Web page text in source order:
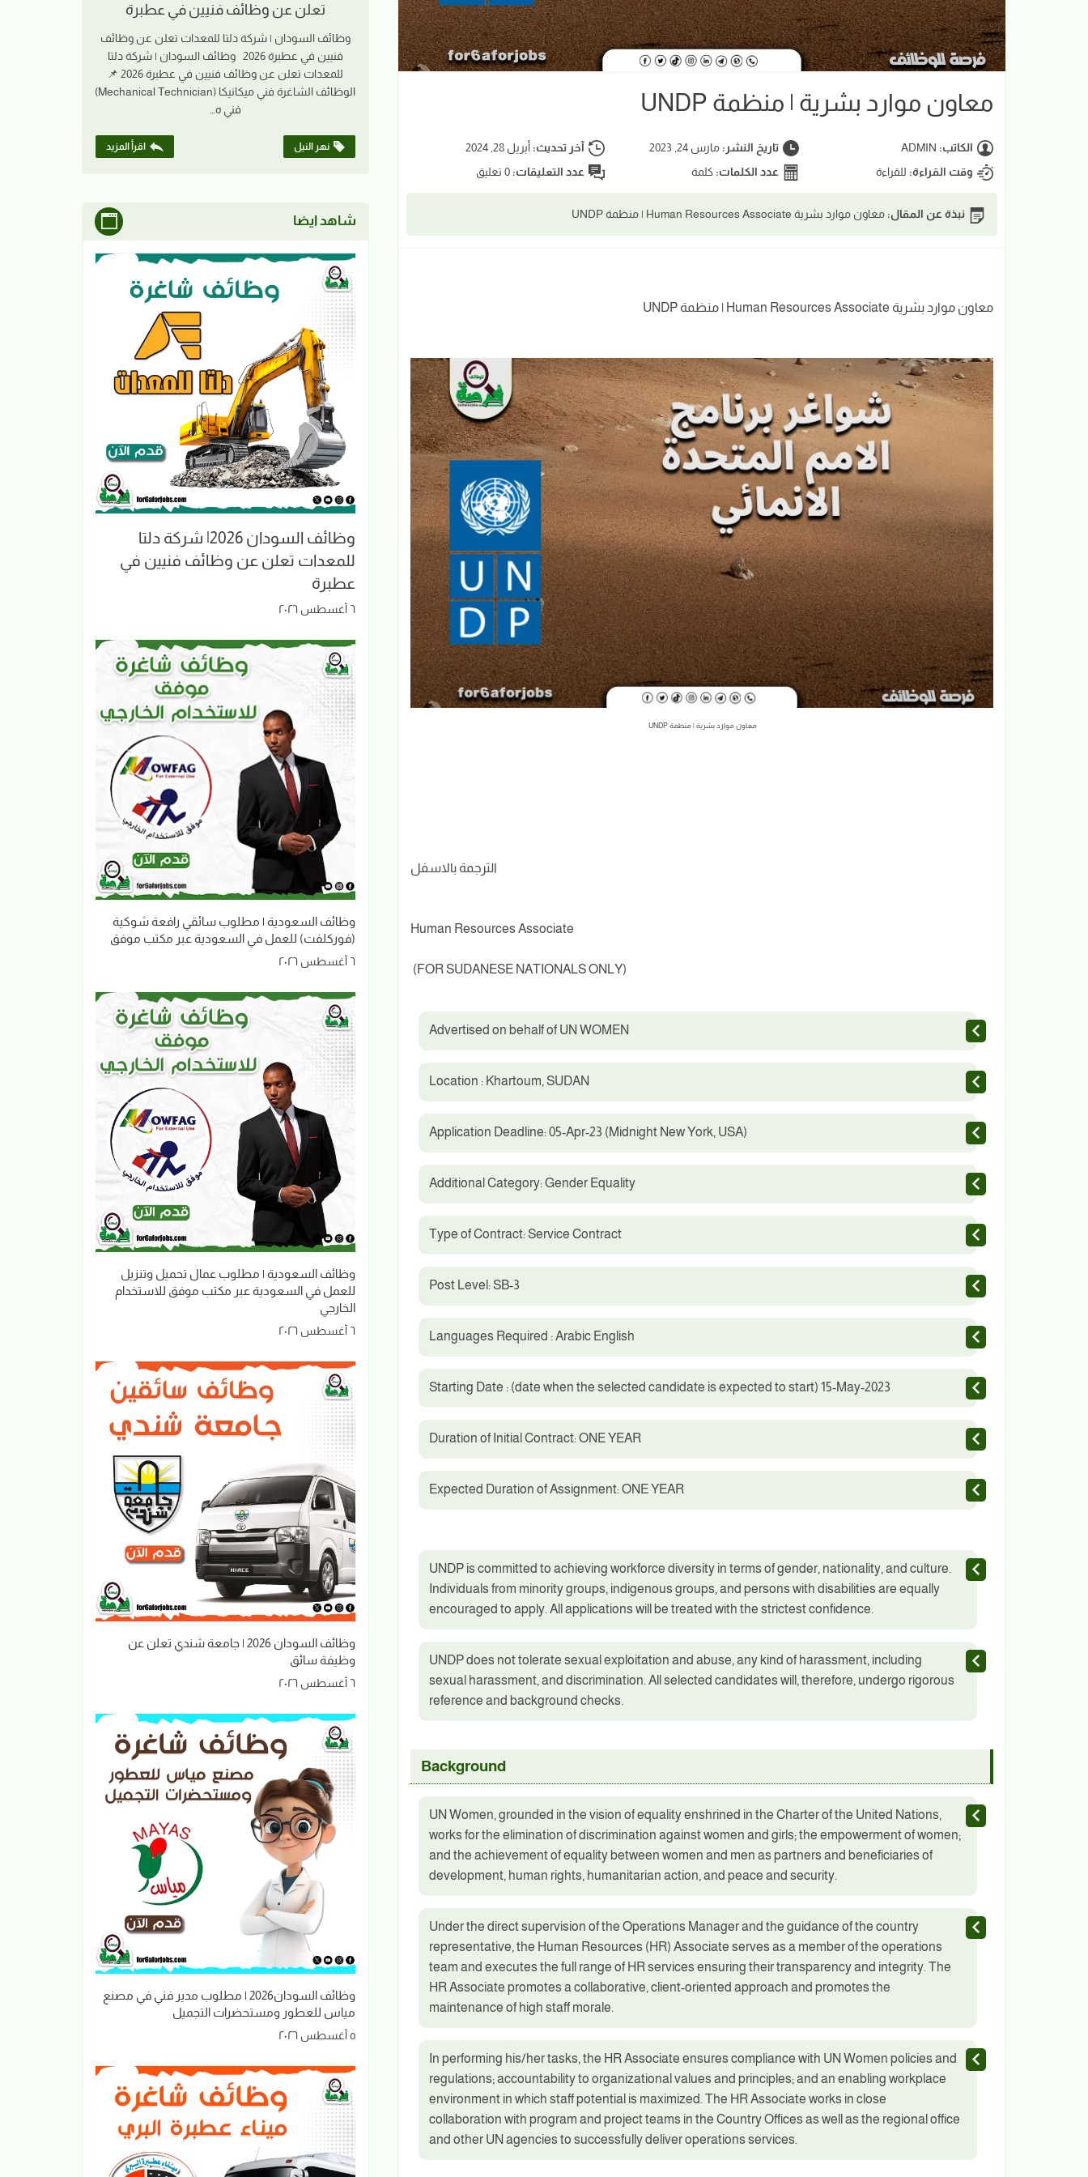
معاون موارد بشرية | منظمة UNDP
الكاتب: ADMIN تاريخ النشر: مارس 24, 2023 آخر تحديث:أبريل 28, 2024
وقت القراءة: للقراءة عدد الكلمات: كلمة عدد التعليقات:0 تعليق
نبذة عن المقال: معاون موارد بشرية Human Resources Associate | منظمة UNDP
معاون موارد بشرية Human Resources Associate | منظمة UNDP
معاون موارد بشرية | منظمة UNDP
الترجمة بالاسفل
Human Resources Associate
(FOR SUDANESE NATIONALS ONLY)
Advertised on behalf of UN WOMEN
Location : Khartoum, SUDAN
Application Deadline: 05-Apr-23 (Midnight New York, USA)
Additional Category: Gender Equality
Type of Contract: Service Contract
Post Level: SB-3
Languages Required : Arabic English
Starting Date : (date when the selected candidate is expected to start) 15-May-2023
Duration of Initial Contract: ONE YEAR
Expected Duration of Assignment: ONE YEAR
UNDP is committed to achieving workforce diversity in terms of gender, nationality, and culture.
Individuals from minority groups, indigenous groups, and persons with disabilities are equally
encouraged to apply. All applications will be treated with the strictest confidence.
UNDP does not tolerate sexual exploitation and abuse, any kind of harassment, including
sexual harassment, and discrimination. All selected candidates will, therefore, undergo rigorous
reference and background checks.
Background
UN Women, grounded in the vision of equality enshrined in the Charter of the United Nations,
works for the elimination of discrimination against women and girls; the empowerment of women;
and the achievement of equality between women and men as partners and beneficiaries of
development, human rights, humanitarian action, and peace and security.
Under the direct supervision of the Operations Manager and the guidance of the country
representative, the Human Resources (HR) Associate serves as a member of the operations
team and executes the full range of HR services ensuring their transparency and integrity. The
HR Associate promotes a collaborative, client-oriented approach and promotes the
maintenance of high staff morale.
In performing his/her tasks, the HR Associate ensures compliance with UN Women policies and
regulations; accountability to organizational values and principles; and an enabling workplace
environment in which staff potential is maximized. The HR Associate works in close
collaboration with program and project teams in the Country Offices as well as the regional office
and other UN agencies to successfully deliver operations services.
تعلن عن وظائف فنيين في عطبرة
وظائف السودان | شركة دلتا للمعدات تعلن عن وظائف
فنيين في عطبرة 2026 وظائف السودان | شركة دلتا
للمعدات تعلن عن وظائف فنيين في عطبرة 2026 📌
الوظائف الشاغرة فني ميكانيكا (Mechanical Technician)
فني ه…
نهر النيل اقرأ المزيد
شاهد ايضا
وظائف السودان 2026| شركة دلتا
للمعدات تعلن عن وظائف فنيين في
عطبرة
٦ أغسطس ٢٠٢٦
وظائف السعودية | مطلوب سائقي رافعة شوكية
(فوركلفت) للعمل في السعودية عبر مكتب موفق
٦ أغسطس ٢٠٢٦
وظائف السعودية | مطلوب عمال تحميل وتنزيل
للعمل في السعودية عبر مكتب موفق للاستخدام
الخارجي
٦ أغسطس ٢٠٢٦
وظائف السودان 2026 | جامعة شندي تعلن عن
وظيفة سائق
٦ أغسطس ٢٠٢٦
وظائف السودان2026 | مطلوب مدير فني في مصنع
مياس للعطور ومستحضرات التجميل
٥ أغسطس ٢٠٢٦